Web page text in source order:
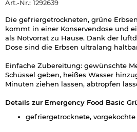
Art.-Nr.: 1292639
Die gefriergetrockneten, grüne
kommt in einer Konservendose und
als Notvorrat zu Hause. Dank der
Dose sind die Erbsen ultralang
Einfache Zubereitung: gewünschte
Schüssel geben, heißes Wasser
Minuten ziehen lassen, abtropfen
Details zur Emergency Food Basic
gefriergetrocknete,